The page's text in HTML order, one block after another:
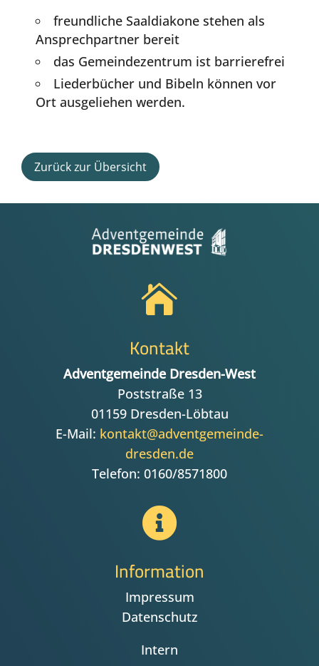
freundliche Saaldiakone stehen als
Ansprechpartner bereit
das Gemeindezentrum ist barrierefrei
Liederbücher und Bibeln können vor
Ort ausgeliehen werden.
Zurück zur Übersicht

Kontakt
Adventgemeinde Dresden-West
Poststraße 13
01159 Dresden-Löbtau
E-Mail: kontakt@adventgemeinde-
dresden.de
Telefon: 0160/8571800

Information
Impressum
Datenschutz
Intern